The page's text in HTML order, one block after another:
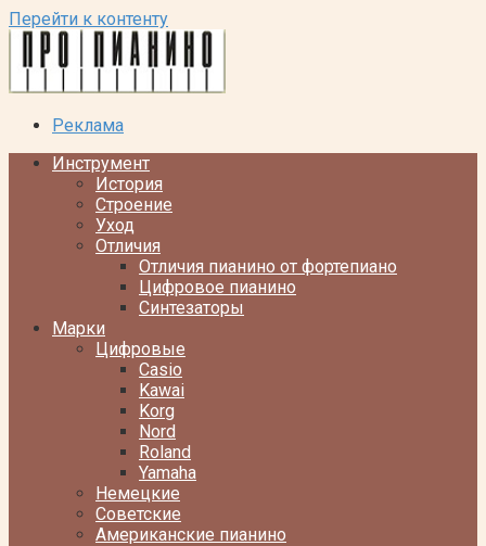
Перейти к контенту
Реклама
Инструмент
История
Строение
Уход
Отличия
Отличия пианино от фортепиано
Цифровое пианино
Синтезаторы
Марки
Цифровые
Casio
Kawai
Korg
Nord
Roland
Yamaha
Немецкие
Советские
Американские пианино